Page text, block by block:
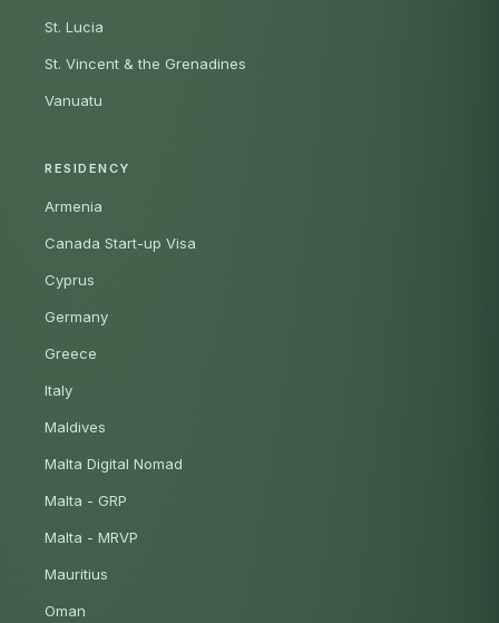
St. Lucia
St. Vincent & the Grenadines
Vanuatu
RESIDENCY
Armenia
Canada Start-up Visa
Cyprus
Germany
Greece
Italy
Maldives
Malta Digital Nomad
Malta - GRP
Malta - MRVP
Mauritius
Oman